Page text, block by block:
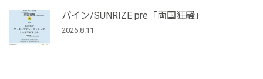
パイン/SUNRIZE pre「両国狂騒」
2026.8.11